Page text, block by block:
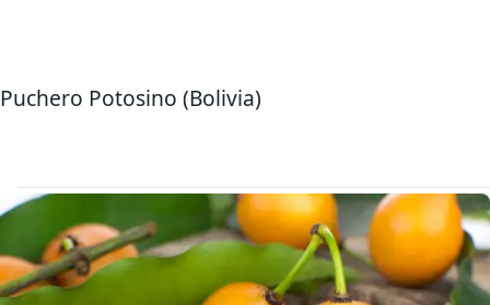
Puchero Potosino (Bolivia)